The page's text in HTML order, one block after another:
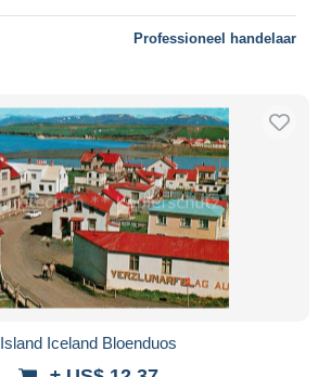
Professioneel handelaar
Island Iceland Bloenduos